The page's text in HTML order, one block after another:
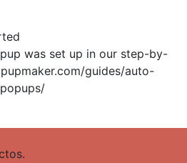
was set up in our step-by-
guides/auto-